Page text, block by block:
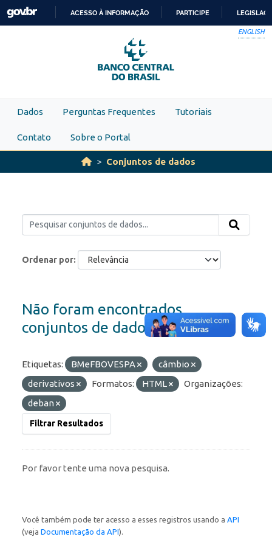
Skip to main content
PARA
O
CONTEÚDO
ACESSO À INFORMAÇÃO PARTICIPE
ENGLISH
Dados Perguntas Frequentes Tutoriais
Contato Sobre o Portal
Conjuntos de dados
Ordenar por
Não foram encontrados
conjuntos de dados
Etiquetas: BMeFBOVESPA
câmbio
derivativos
Formatos: HTML
Organizações:
deban
Filtrar Resultados
Por favor tente uma nova pesquisa.
Você também pode ter acesso a esses registros usando a API
(veja Documentação da API).